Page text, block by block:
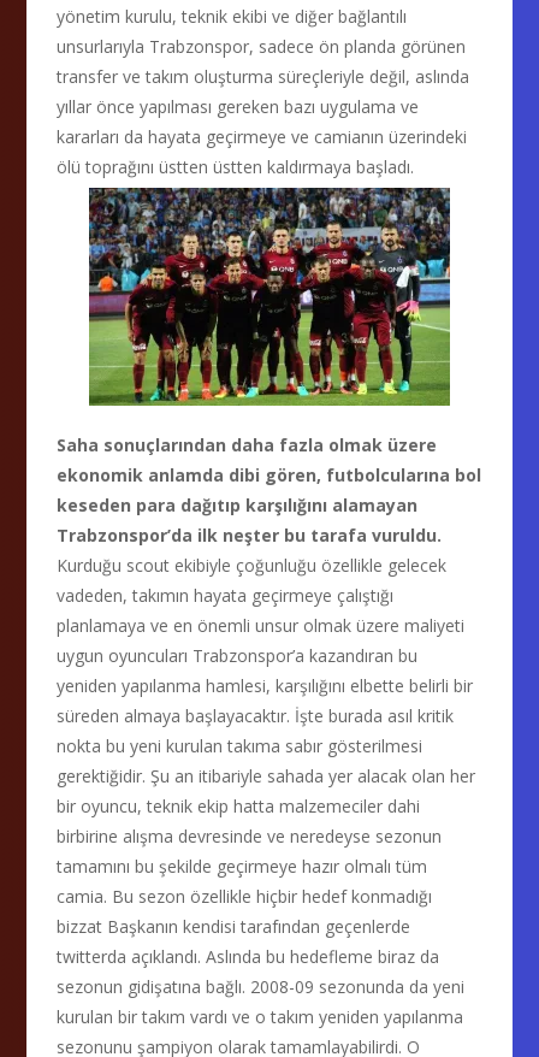
yönetim kurulu, teknik ekibi ve diğer bağlantılı
unsurlarıyla Trabzonspor, sadece ön planda görünen
transfer ve takım oluşturma süreçleriyle değil, aslında
yıllar önce yapılması gereken bazı uygulama ve
kararları da hayata geçirmeye ve camianın üzerindeki
ölü toprağını üstten üstten kaldırmaya başladı.
Saha sonuçlarından daha fazla olmak üzere
ekonomik anlamda dibi gören, futbolcularına bol
keseden para dağıtıp karşılığını alamayan
Trabzonspor’da ilk neşter bu tarafa vuruldu.
Kurduğu scout ekibiyle çoğunluğu özellikle gelecek
vadeden, takımın hayata geçirmeye çalıştığı
planlamaya ve en önemli unsur olmak üzere maliyeti
uygun oyuncuları Trabzonspor’a kazandıran bu
yeniden yapılanma hamlesi, karşılığını elbette belirli bir
süreden almaya başlayacaktır. İşte burada asıl kritik
nokta bu yeni kurulan takıma sabır gösterilmesi
gerektiğidir. Şu an itibariyle sahada yer alacak olan her
bir oyuncu, teknik ekip hatta malzemeciler dahi
birbirine alışma devresinde ve neredeyse sezonun
tamamını bu şekilde geçirmeye hazır olmalı tüm
camia. Bu sezon özellikle hiçbir hedef konmadığı
bizzat Başkanın kendisi tarafından geçenlerde
twitterda açıklandı. Aslında bu hedefleme biraz da
sezonun gidişatına bağlı. 2008-09 sezonunda da yeni
kurulan bir takım vardı ve o takım yeniden yapılanma
sezonunu şampiyon olarak tamamlayabilirdi. O